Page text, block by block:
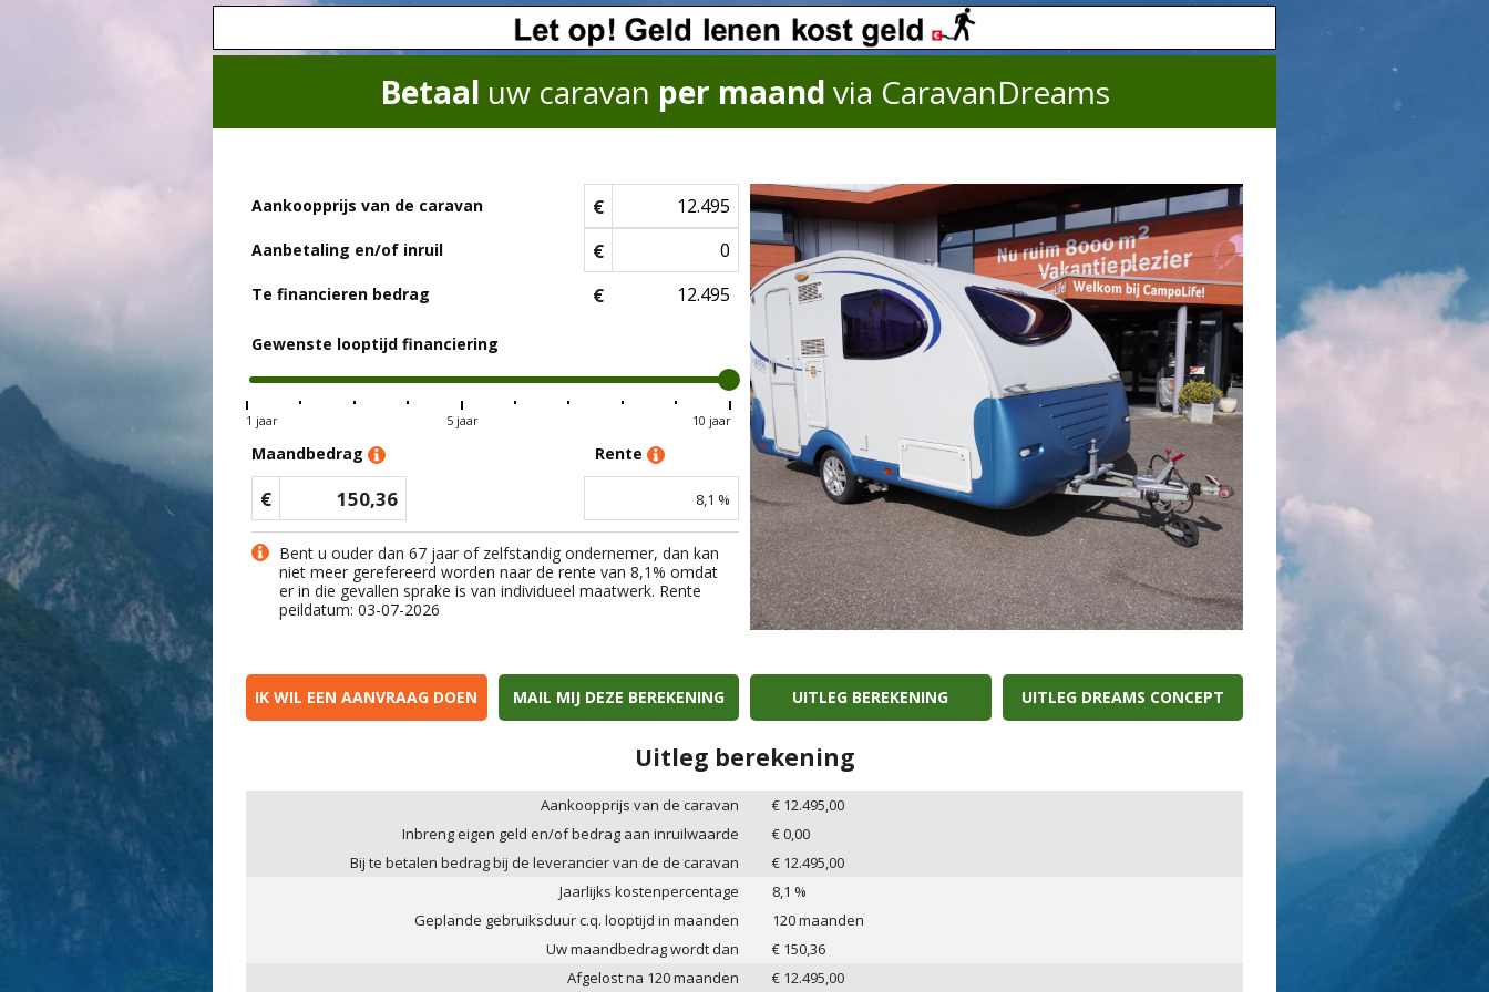
Betaal uw caravan per maand via CaravanDreams
Aankoopprijs van de caravan €
Aanbetaling en/of inruil €
Te financieren bedrag €
Gewenste looptijd financiering
1 jaar 5 jaar 10 jaar
Maandbedrag
€ 150,36
Rente
8,1 %
Bent u ouder dan 67 jaar of zelfstandig ondernemer, dan kan
niet meer gerefereerd worden naar de rente van 8,1% omdat
er in die gevallen sprake is van individueel maatwerk. Rente
peildatum: 03-07-2026
IK WIL EEN AANVRAAG DOEN MAIL MIJ DEZE BEREKENING UITLEG BEREKENING UITLEG DREAMS CONCEPT
Uitleg berekening
Aankoopprijs van de caravan € 12.495,00
Inbreng eigen geld en/of bedrag aan inruilwaarde
€0,00
Bij te betalen bedrag bij de leverancier van de de caravan
€ 12.495,00
Jaarlijks kostenpercentage
8,1 %
Geplande gebruiksduur c.q. looptijd in maanden
120maanden
Uw maandbedrag wordt dan
€ 150,36
Afgelost na 120maanden € 12.495,00